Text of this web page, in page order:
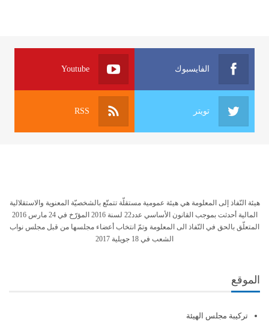
الفايسبوك Youtube
تويتر RSS
هيئة النّفاذ إلى المعلومة هي هيئة عمومية مستقلّة تتمتّع بالشخصيّة المعنوية والاستقلالية
المالية أحدثت بموجب القانون الأساسي عدد22 لسنة 2016 المؤرّخ في 24 مارس 2016
المتعلّق بالحق في النّفاذ الى المعلومة وتمّ انتخاب أعضاء مجلسها من قبل مجلس نواب
الشعب في 18 جويلية 2017
الموقع
تركيبة مجلس الهيئة